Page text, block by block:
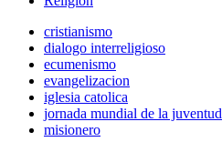
cristianismo
dialogo interreligioso
ecumenismo
evangelizacion
iglesia catolica
jornada mundial de la juventud
misionero